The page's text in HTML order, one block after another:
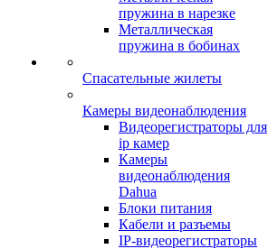
пружина в нарезке
Металлическая
пружина в бобинах
Спасательные жилеты
Камеры видеонаблюдения
Видеорегистраторы для
ip камер
Камеры
видеонаблюдения
Dahua
Блоки питания
Кабели и разъемы
IP-видеорегистраторы